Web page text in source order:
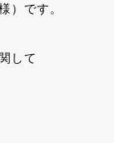
）です。
して